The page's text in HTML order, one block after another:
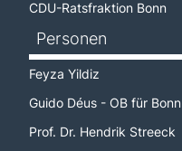
CDU-Ratsfraktion Bonn
Personen
Feyza Yildiz
Guido Déus - OB für Bonn
Prof. Dr. Hendrik Streeck